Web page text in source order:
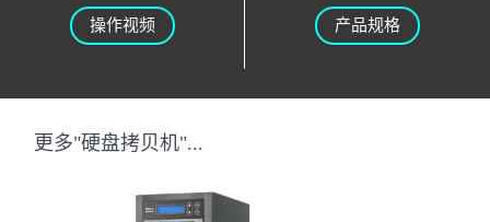
操作视频 产品规格
更多"硬盘拷贝机"...